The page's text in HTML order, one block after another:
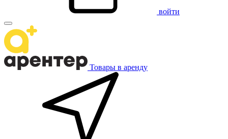
войти
Товары в аренду